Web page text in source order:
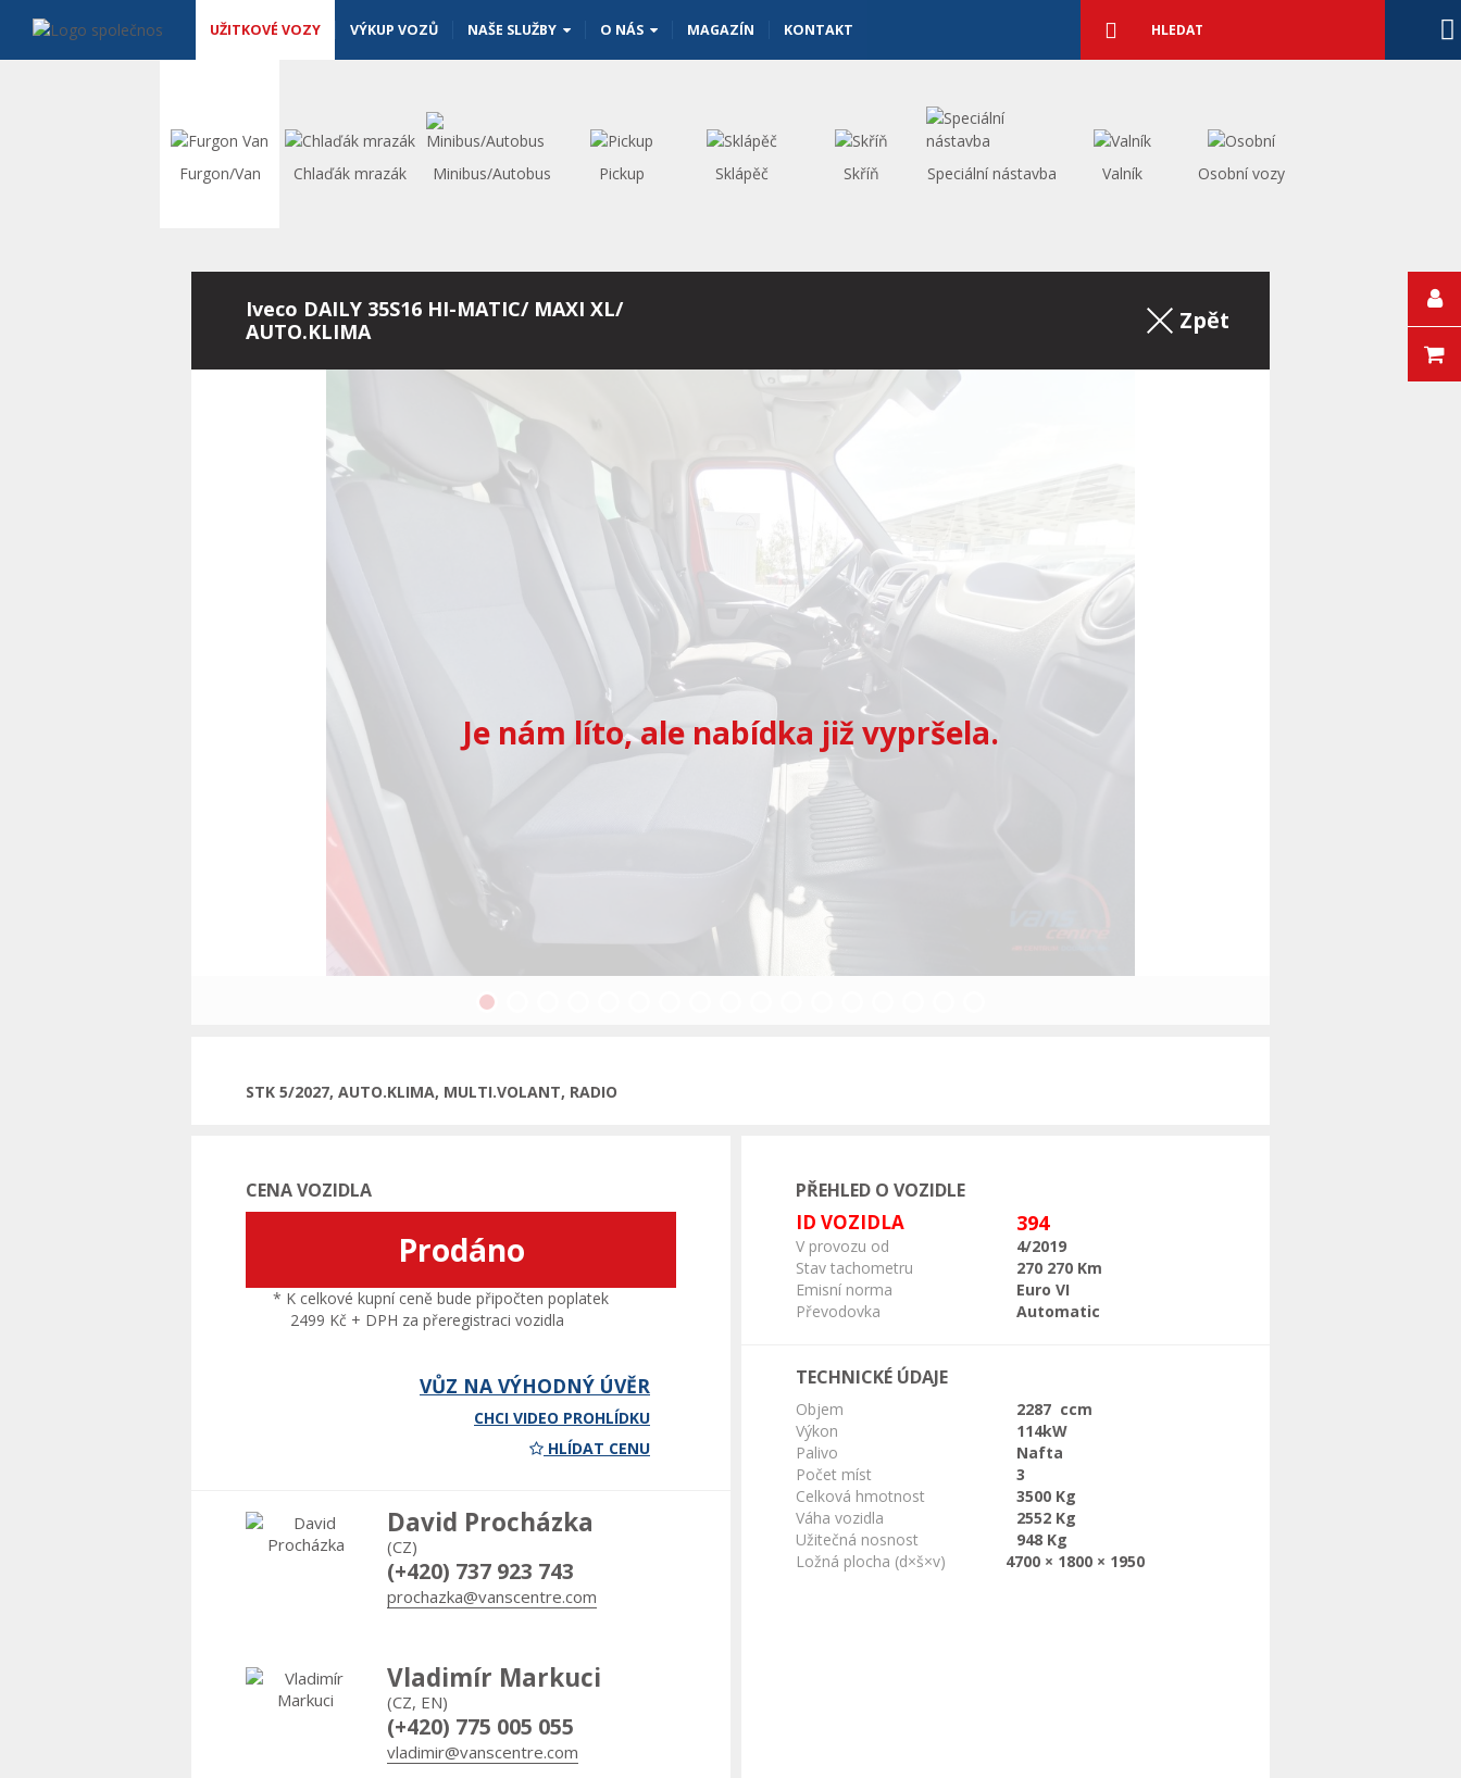
UŽITKOVÉ VOZY VÝKUP VOZŮ NAŠE SLUŽBY O NÁS MAGAZÍN KONTAKT vyhledávání
Vyhledat
Furgon/Van Chlaďák mrazák Minibus/Autobus Pickup Sklápěč Skříň Speciální nástavba Valník Osobní vozy
Iveco DAILY 35S16 HI-MATIC/ MAXI XL/
AUTO.KLIMA
Zpět na výpis
Předchozí
Je nám líto, ale nabídka již vypršela.
STK 5/2027, AUTO.KLIMA, MULTI.VOLANT, RADIO
CENA VOZIDLA
Prodáno
* K celkové kupní ceně bude připočten poplatek
2499 Kč + DPH za přeregistraci vozidla
VŮZ NA VÝHODNÝ ÚVĚR
CHCI VIDEO PROHLÍDKU
HLÍDAT CENU
David Procházka
(CZ)
(+420) 737 923 743
prochazka@vanscentre.com
Vladimír Markuci
(CZ, EN)
(+420) 775 005 055
vladimir@vanscentre.com
PŘEHLED O VOZIDLE
ID VOZIDLA 394
V provozu od
4/2019
Stav tachometru
270 270 Km
Emisní norma
Euro VI
Převodovka
Automatic
TECHNICKÉ ÚDAJE
Objem
2287 ccm
Výkon
114kW
Palivo
Nafta
Počet míst
3
Celková hmotnost
3500 Kg
Váha vozidla
2552 Kg
Užitečná nosnost
948 Kg
Ložná plocha (d×š×v)
4700 × 1800 × 1950